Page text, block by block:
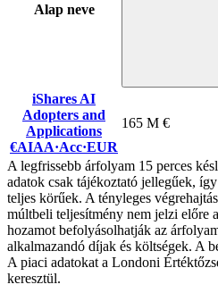
Alap neve
iShares AI
Adopters and
Applications
€AIAA·Acc·EUR
165 M €
A legfrissebb árfolyam 15 perces
adatok csak tájékoztató jellegűek,
teljes körűek. A tényleges
múltbeli teljesítmény nem jelzi előre
hozamot befolyásolhatják az
alkalmazandó díjak és költségek. A
A piaci adatokat a Londoni
keresztül.